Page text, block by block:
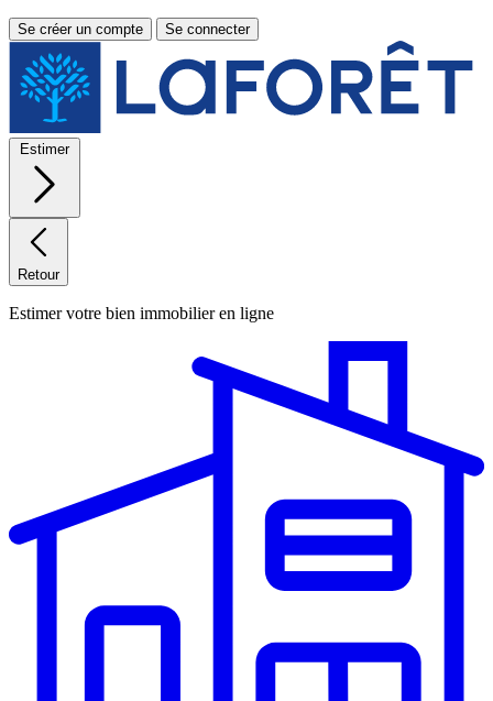
Se créer un compte Se connecter
Estimer
Retour
Estimer votre bien immobilier en ligne